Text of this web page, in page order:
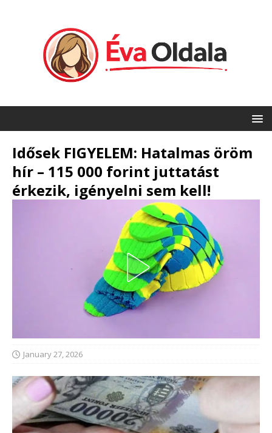
Idősek FIGYELEM: Hatalmas öröm
hír – 115 000 forint juttatást
érkezik, igényelni sem kell!
January 27, 2026